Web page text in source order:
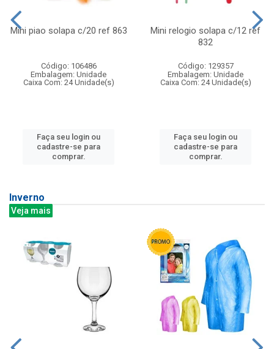
Mini piao solapa c/20 ref 863
Código: 106486
Embalagem: Unidade
Caixa Com: 24 Unidade(s)
Faça seu login ou
cadastre-se para
comprar.
Mini relogio solapa c/12 ref
832
Código: 129357
Embalagem: Unidade
Caixa Com: 24 Unidade(s)
Faça seu login ou
cadastre-se para
comprar.
Inverno
Veja mais